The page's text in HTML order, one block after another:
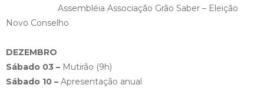
Assembléia Associação Grão Saber – Eleição
Novo Conselho
DEZEMBRO
Sábado 03 – Mutirão (9h)
Sábado 10 – Apresentação anual